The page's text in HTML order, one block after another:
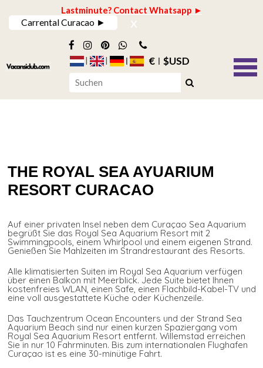
Lastminute? Contact Whatsapp ►
Carrental Curacao ► x
€ $USD
THE ROYAL SEA AYUARIUM
RESORT CURACAO
Auf einer privaten Insel neben dem Curaçao Sea Aquarium
begrüßt Sie das Royal Sea Aquarium Resort mit 2
Swimmingpools, einem Whirlpool und einem eigenen Strand.
Genießen Sie Mahlzeiten im Strandrestaurant des Resorts.
Alle klimatisierten Suiten im Royal Sea Aquarium verfügen
über einen Balkon mit Meerblick. Jede Suite bietet Ihnen
kostenfreies WLAN, einen Safe, einen Flachbild-Kabel-TV und
eine voll ausgestattete Küche oder Küchenzeile.
Das Tauchzentrum Ocean Encounters und der Strand Sea
Aquarium Beach sind nur einen kurzen Spaziergang vom
Royal Sea Aquarium Resort entfernt. Willemstad erreichen
Sie in nur 10 Fahrminuten. Bis zum internationalen Flughafen
Curaçao ist es eine 30-minütige Fahrt.